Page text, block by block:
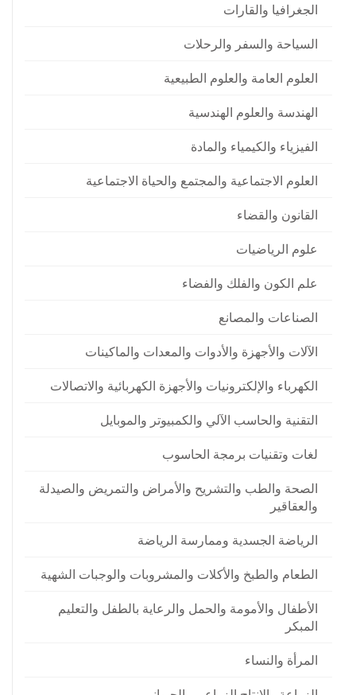
الجغرافيا والقارات
السياحة والسفر والرحلات
العلوم العامة والعلوم الطبيعية
الهندسة والعلوم الهندسية
الفيزياء والكيمياء والمادة
العلوم الاجتماعية والمجتمع والحياة الاجتماعية
القانون والقضاء
علوم الرياضيات
علم الكون والفلك والفضاء
الصناعات والمصانع
الآلات والأجهزة والأدوات والمعدات والماكينات
الكهرباء والإلكترونيات والأجهزة الكهربائية والاتصالات
التقنية والحاسب الآلي والكمبيوتر والموبايل
لغات وتقنيات برمجة الحاسوب
الصحة والطب والتشريح والأمراض والتمريض والصيدلة
والعقاقير
الرياضة الجسدية وممارسة الرياضة
الطعام والطبخ والأكلات والمشروبات والوجبات الشهية
الأطفال والأمومة والحمل والرعاية بالطفل والتعليم
المبكر
المرأة والنساء